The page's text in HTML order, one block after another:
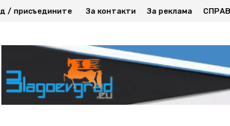
/ присъедините За контакти За реклама